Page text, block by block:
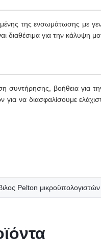
της ενσωμάτωσης με
διαθέσιμα για την κάλυψη
βοήθεια για
να διασφαλίσουμε
μικροϋπολογιστών